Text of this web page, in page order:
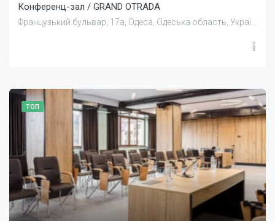
Конференц-зал / GRAND OTRADA
Французький бульвар, 17а, Одеса, Одеська область, Україна
ТОП